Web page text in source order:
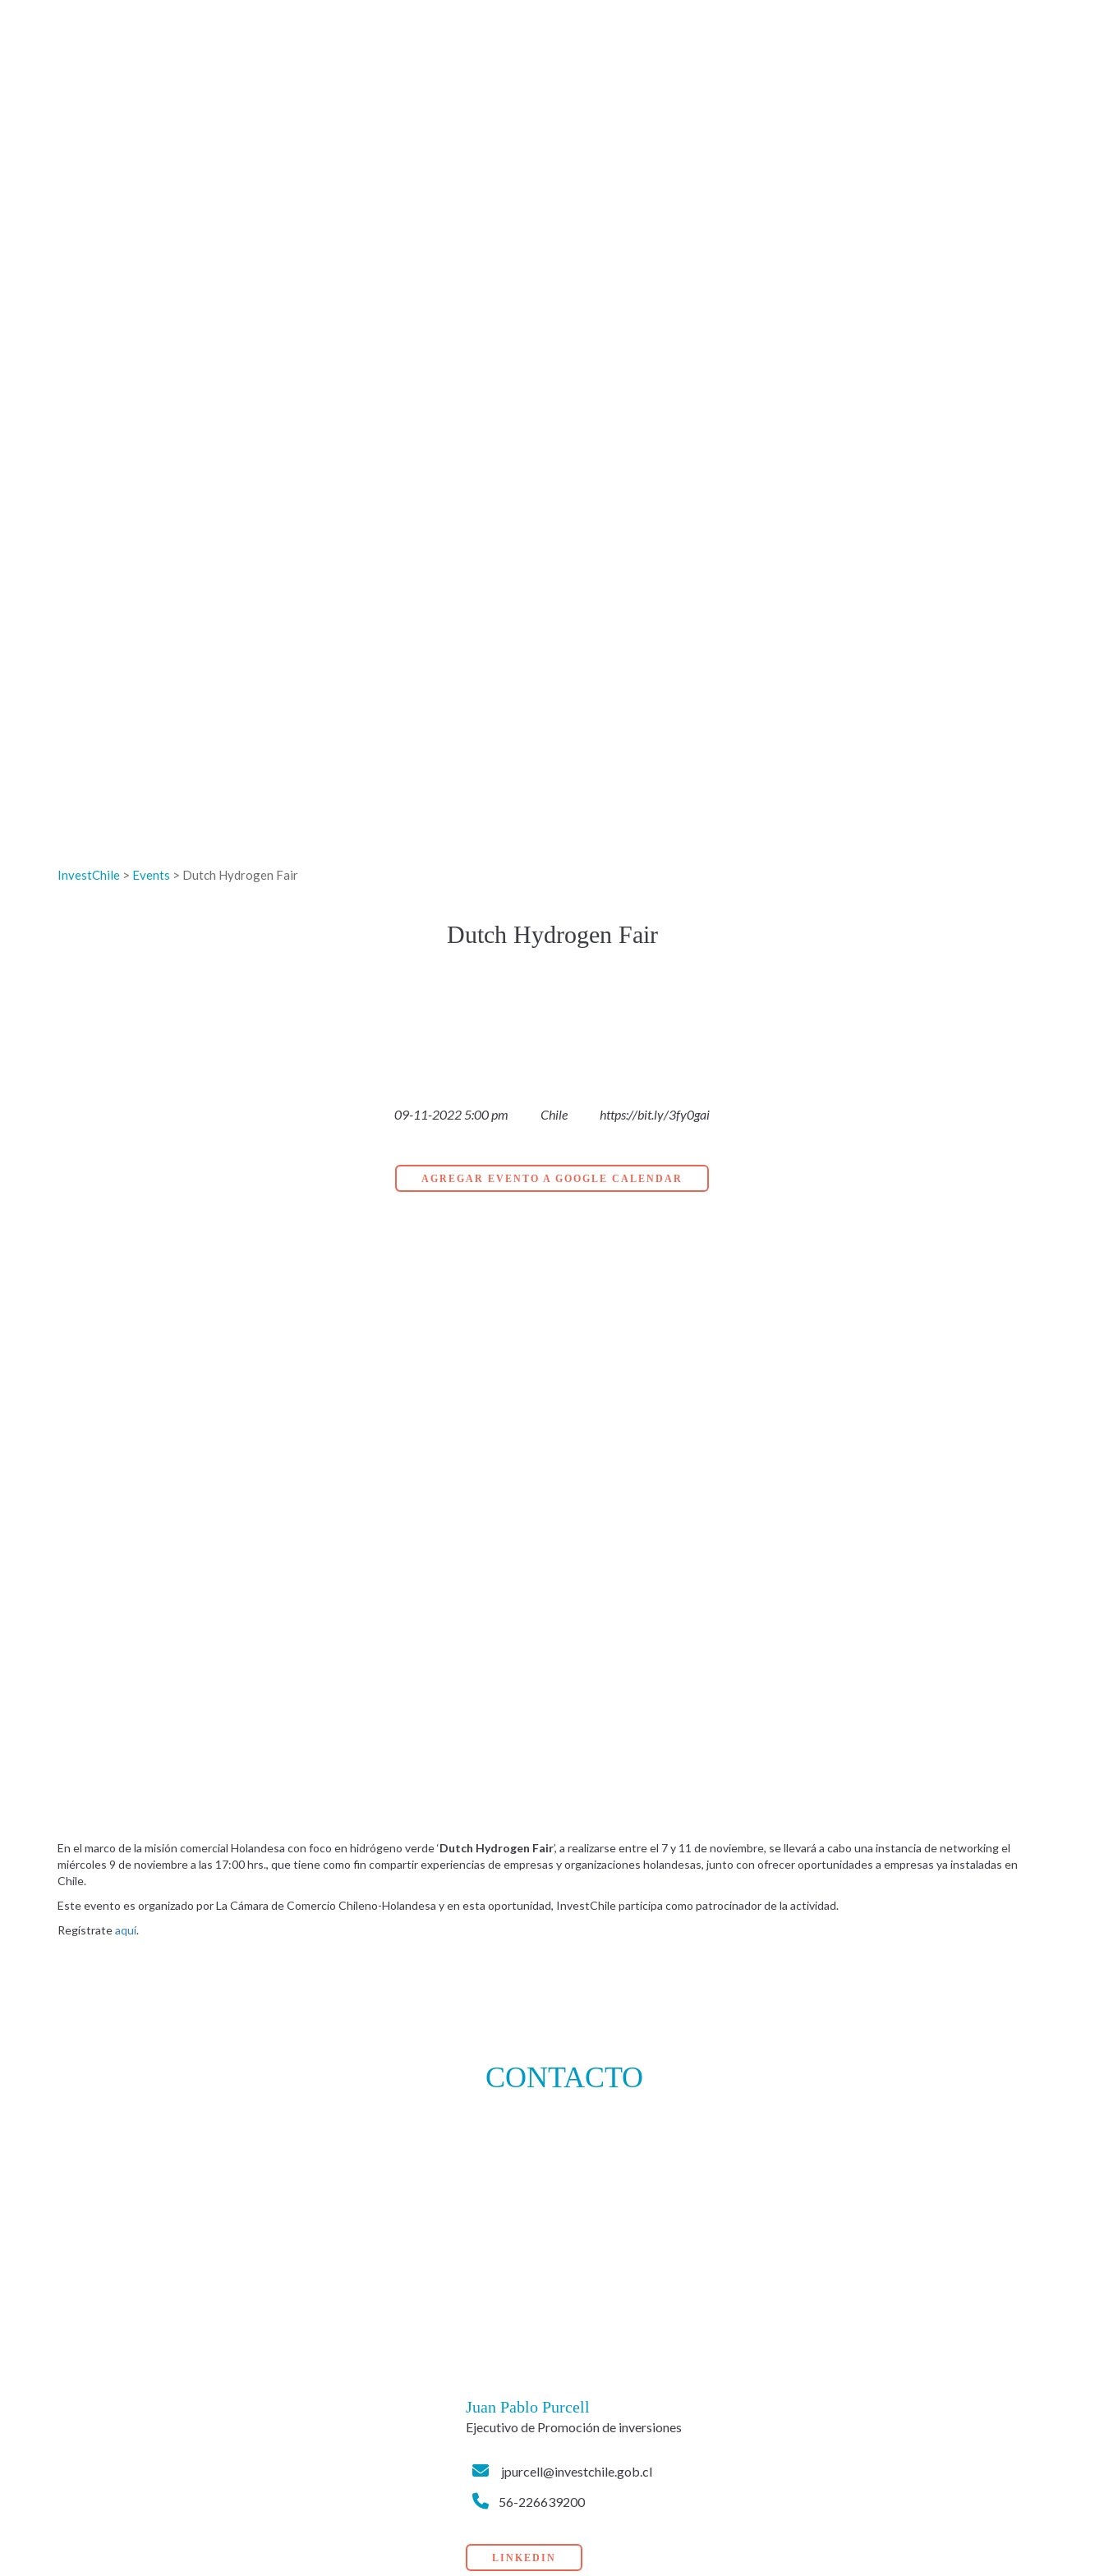
InvestChile > Events > Dutch Hydrogen Fair
Dutch Hydrogen Fair
09-11-2022 5:00 pm Chile https://bit.ly/3fy0gai
AGREGAR EVENTO A GOOGLE CALENDAR
En el marco de la misión comercial Holandesa con foco en hidrógeno verde ‘Dutch Hydrogen Fair’, a realizarse entre el 7 y 11 de noviembre, se llevará a cabo una instancia de networking el
miércoles 9 de noviembre a las 17:00 hrs., que tiene como fin compartir experiencias de empresas y organizaciones holandesas, junto con ofrecer oportunidades a empresas ya instaladas en
Chile.
Este evento es organizado por La Cámara de Comercio Chileno-Holandesa y en esta oportunidad, InvestChile participa como patrocinador de la actividad.
Regístrateaquí.
CONTACTO
Juan Pablo Purcell
Ejecutivo de Promoción de inversiones
jpurcell@investchile.gob.cl
56-226639200
LINKEDIN